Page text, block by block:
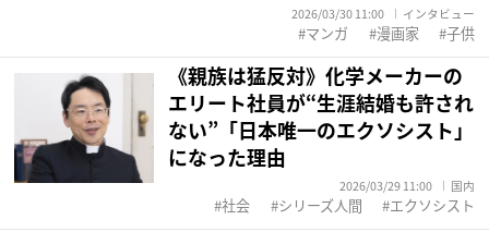
2026/03/30 11:00 インタビュー
マンガ 漫画家 子供
《親族は猛反対》化学メーカーの
エリート社員が“生涯結婚も許され
ない”「日本唯一のエクソシスト」
になった理由
2026/03/29 11:00 国内
社会 シリーズ人間 エクソシスト